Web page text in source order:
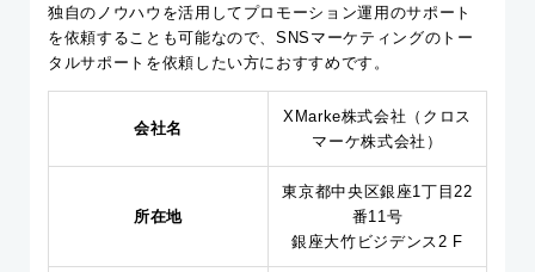
独自のノウハウを活用してプロモーション運用のサポート
を依頼することも可能なので、SNSマーケティングのトー
タルサポートを依頼したい方におすすめです。
会社名
XMarke株式会社（クロス
マーケ株式会社）
所在地
東京都中央区銀座1丁目22
番11号
銀座大竹ビジデンス2 F